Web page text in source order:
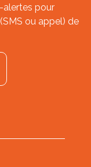
alertes pour
ou appel) de